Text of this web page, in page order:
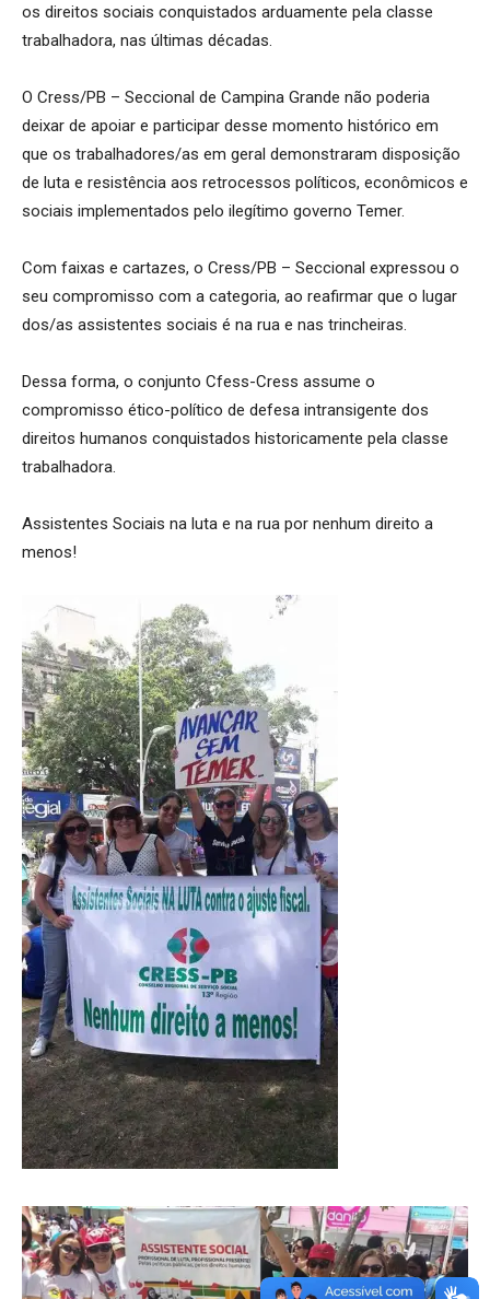
os direitos sociais conquistados arduamente pela classe
trabalhadora, nas últimas décadas.
O Cress/PB – Seccional de Campina Grande não poderia
deixar de apoiar e participar desse momento histórico em
que os trabalhadores/as em geral demonstraram disposição
de luta e resistência aos retrocessos políticos, econômicos e
sociais implementados pelo ilegítimo governo Temer.
Com faixas e cartazes, o Cress/PB – Seccional expressou o
seu compromisso com a categoria, ao reafirmar que o lugar
dos/as assistentes sociais é na rua e nas trincheiras.
Dessa forma, o conjunto Cfess-Cress assume o
compromisso ético-político de defesa intransigente dos
direitos humanos conquistados historicamente pela classe
trabalhadora.
Assistentes Sociais na luta e na rua por nenhum direito a
menos!